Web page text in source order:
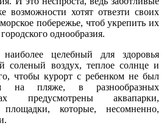
возможности хотят отвезти своих
побережье, чтоб укрепить их
однообразия.
целебный для здоровья
соленый воздух, теплое солнце и
чтобы курорт с ребенком не был
на пляже, в разнообразных
предусмотрены аквапарки,
площадки, которые, несомненно,